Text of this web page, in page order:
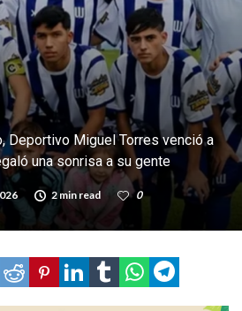
renovados
SMN advierte por tormentas fuertes y
los 80 km/h
De Benedictis aclara los mitos y analiza el
para la 5ª edición de la Expo Dose
Maldonado, el campeón juvenil de malambo
Deportivo Miguel Torres venció a
una sonrisa a su gente
2 min read 0